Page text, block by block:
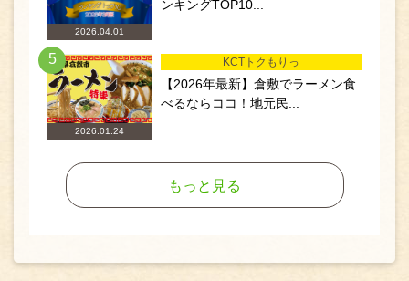
2026.04.01
ンキングTOP10...
5
2026.01.24
KCTトクもりっ
【2026年最新】倉敷でラーメン食
べるならココ！地元民...
もっと見る